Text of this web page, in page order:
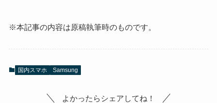
※本記事の内容は原稿執筆時のものです。
国内スマホ Samsung
よかったらシェアしてね！